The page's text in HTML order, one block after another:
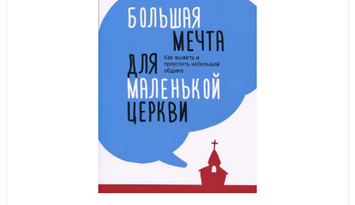
Библия в рассказах для детей (синий переплет)